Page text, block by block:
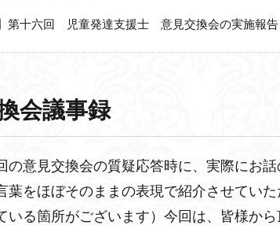
第十六回 児童発達支援士 意見交換会の実施報告
会議事録
の意見交換会の質疑応答時に、実際にお
葉をほぼそのままの表現で紹介させてい
いる箇所がございます）今回は、皆様か